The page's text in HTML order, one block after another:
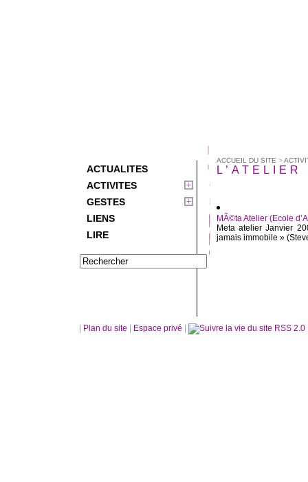
ACTUALITES
ACTIVITES
GESTES
LIENS
LIRE
ACCUEIL DU SITE >
MÃ©ta Atelier (Ecole
Meta atelier Janvier
jamais immobile »
Plan du site Espace privé RSS 2.0